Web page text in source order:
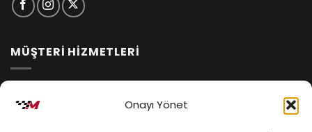
Onayı Yönet
MÜŞTERİ HİZMETLERİ